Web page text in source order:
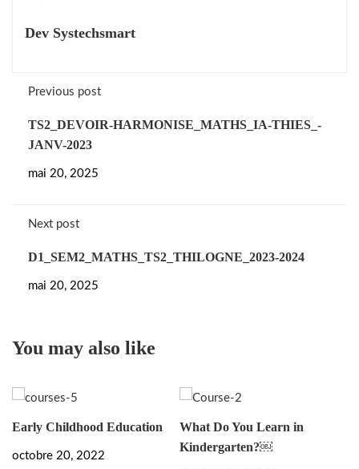
Dev Systechsmart
Previous post
TS2_DEVOIR-HARMONISE_MATHS_IA-THIES_-
JANV-2023
mai 20, 2025
Next post
D1_SEM2_MATHS_TS2_THILOGNE_2023-2024
mai 20, 2025
You may also like
Early Childhood Education
octobre 20, 2022
What Do You Learn in
Kindergarten?￼